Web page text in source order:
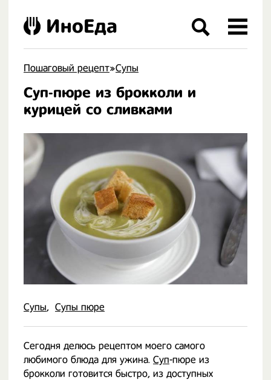
Пошаговый рецепт»Супы
Суп-пюре из брокколи и
курицей со сливками
Супы Супы пюре
Сегодня делюсь рецептом моего самого
любимого блюда для ужина. Суп-пюре из
брокколи готовится быстро, из доступных
ИноЕда